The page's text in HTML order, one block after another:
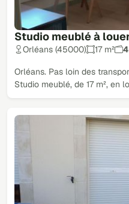
Studio meublé à
Orléans (45000) 17 m²
Orléans. Pas loin des
Studio meublé, de 17 m², en